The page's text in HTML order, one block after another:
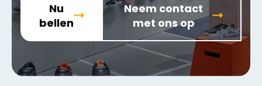
Nu
bellen
Neem contact
met ons op